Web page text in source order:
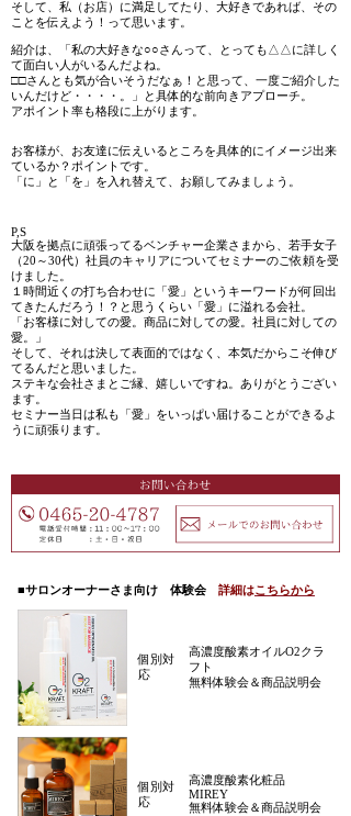
そして、私（お店）に満足してたり、大好きであれば、その
ことを伝えよう！って思います。
紹介は、「私の大好きな○○さんって、とっても△△に詳しく
て面白い人がいるんだよね。
□□さんとも気が合いそうだなぁ！と思って、一度ご紹介した
いんだけど・・・・。」と具体的な前向きアプローチ。
アポイント率も格段に上がります。
お客様が、お友達に伝えいるところを具体的にイメージ出来
ているか？ポイントです。
「に」と「を」を入れ替えて、お願してみましょう。
P,S
大阪を拠点に頑張ってるベンチャー企業さまから、若手女子
（20～30代）社員のキャリアについてセミナーのご依頼を受
けました。
１時間近くの打ち合わせに「愛」というキーワードが何回出
てきたんだろう！？と思うくらい「愛」に溢れる会社。
「お客様に対しての愛。商品に対しての愛。社員に対しての
愛。」
そして、それは決して表面的ではなく、本気だからこそ伸び
てるんだと思いました。
ステキな会社さまとご縁、嬉しいですね。ありがとうござい
ます。
セミナー当日は私も「愛」をいっぱい届けることができるよ
うに頑張ります。
■サロンオーナーさま向け 体験会 詳細はこちらから
個別対
応
高濃度酸素オイルO2クラ
フト
無料体験会＆商品説明会
個別対
応
高濃度酸素化粧品
MIREY
無料体験会＆商品説明会